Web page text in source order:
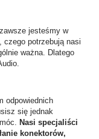
jesteśmy w
czego potrzebują nasi
ważna. Dlatego
odpowiednich
się jednak
Nasi specjaliści
konektorów,